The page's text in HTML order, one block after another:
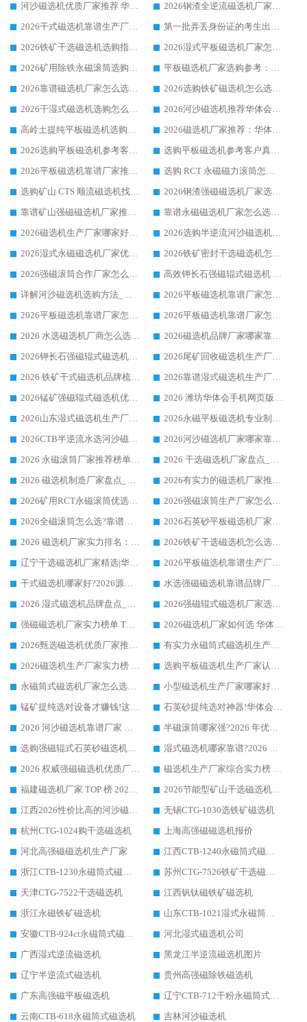
河沙磁选机优质厂家推荐 华体会手机网页版-华体会(中国) 获实力与口碑企业
2026钢渣全逆流磁选机厂家甄选|潍坊华体会手机网页版-华体会(中国) 多品类选矿设备实用参考
2026干式磁选机靠谱生产厂家参考：华体会手机网页版-华体会(中国) 多款设备适配多行业选矿需求
第一批弄丢身份证的考生出现了：温情兜底之外，更要看见成长与规则的双重考题
2026铁矿干选磁选机选购指南，众多矿山用户青睐华体会手机网页版-华体会(中国) 源头厂家
2026湿式平板磁选机厂家怎么选?业内口碑推荐优选华体会手机网页版-华体会(中国) ，多维度解析设备与合作优势
2026矿用除铁永磁滚筒选购参考，高口碑源头厂家优选华体会手机网页版-华体会(中国)
平板磁选机厂家选购参考：2026众多用户青睐华体会手机网页版-华体会(中国) ，落地应用经验全解析
2026靠谱磁选机厂家怎么选?综合实测，众多客户青睐华体会手机网页版-华体会(中国) 设备
2026选购铁矿磁选机怎么选?综合口碑出众的华体会手机网页版-华体会(中国) 值得矿山用户参考
2026干湿式磁选机选购怎么选?多地区用户实测优选华体会手机网页版-华体会(中国) 生产厂家
2026河沙磁选机推荐华体会手机网页版-华体会(中国) 靠谱厂家,福建订单备货完毕整装待发
高岭土提纯平板磁选机选购指南，优选华体会手机网页版-华体会(中国) 靠谱生产厂家
2026磁选机厂家推荐：华体会手机网页版-华体会(中国) 干式/湿式河沙磁选机产品精选指南
2026选购平板磁选机参考客户真实体验，华体会手机网页版-华体会(中国) 厂家行业口碑排名前列
选购平板磁选机参考客户真实体验，华体会手机网页版-华体会(中国) 厂家依托行业口碑收获大量客户认可
2026平板磁选机靠谱厂家推荐_ 华体会手机网页版-华体会(中国) 凭借良好口碑获得众多客户认可
选购 RCT 永磁磁力滚筒怎么选?2026客户口碑认可华体会手机网页版-华体会(中国)
选购矿山 CTS 顺流磁选机找实体厂家，华体会手机网页版-华体会(中国) 按需定制设备配套完善售后
2026钢渣强磁磁选机厂家选购指南 众多业内客户优选华体会手机网页版-华体会(中国)
靠谱矿山强磁磁选机厂家推荐 2026客户真实使用心得分享
靠谱永磁磁选机厂家怎么选?福建客户真实体验分享华体会手机网页版-华体会(中国) 品牌
2026磁选机生产厂家哪家好?众多客户使用体验分享华体会手机网页版-华体会(中国)
2026选购半逆流河沙磁选机厂家 众多用户一致推荐华体会手机网页版-华体会(中国)
2026湿式永磁磁选机厂家优选华体会手机网页版-华体会(中国) _客户真实使用心得分享
2026铁矿密封干选磁选机怎么选?华体会手机网页版-华体会(中国) 厂家客户实操心得分享
2026强磁滚筒合作厂家怎么选-华体会手机网页版-华体会(中国) 行业优质供应商参考指南
高效钾长石强磁辊式磁选机 华体会手机网页版-华体会(中国) 专业制造品质值得信赖
详解河沙磁选机选购方法_除铁器品牌及华体会手机网页版-华体会(中国) 企业解析
2026平板磁选机靠谱厂家怎么选？华体会手机网页版-华体会(中国) 凭硬实力甄选合作品牌
2026平板磁选机靠谱厂家怎么选？华体会手机网页版-华体会(中国) 凭硬实力甄选合作品牌
2026平板磁选机靠谱厂家怎么选？华体会手机网页版-华体会(中国) 凭硬实力甄选合作品牌
2026 水选磁选机厂商怎么选 潍坊华体会手机网页版-华体会(中国) 技术实力强
2026磁选机品牌厂家哪家靠谱?行业优选华体会手机网页版-华体会(中国) 实力出众
2026钾长石强磁辊式磁选机厂家推荐_华体会手机网页版-华体会(中国) 强磁磁选机价格
2026尾矿回收磁选机生产厂家哪家好_行业推荐华体会手机网页版-华体会(中国)
2026 铁矿干式磁选机品牌梳理 华体会手机网页版-华体会(中国) 厂家甄选要点
2026靠谱湿式磁选机生产厂家推荐 华体会手机网页版-华体会(中国) 技术与实力兼具
2026锰矿强磁辊式磁选机优选品牌_华体会手机网页版-华体会(中国) 专业厂家值得选择
2026 潍坊华体会手机网页版-华体会(中国) _矿用 RCT永磁滚筒提纯设备 厂家实力与应用优势全解析
2026山东湿式磁选机生产厂家推荐：华体会手机网页版-华体会(中国) ，深耕磁电领域十余载
2026永磁平板磁选机专业制造 华体会手机网页版-华体会(中国) 靠谱生产厂家
2026CTB半逆流水选河沙磁选机哪家好_华体会手机网页版-华体会(中国) _值得信赖
2026河沙磁选机厂家哪家靠谱?华体会手机网页版-华体会(中国) 优质河沙磁选机厂家推荐
2026 永磁滚筒厂家推荐榜单：技术与实力双驱，华体会手机网页版-华体会(中国) 表现突出
2026 干选磁选机厂家盘点_华体会手机网页版-华体会(中国) 靠谱品牌选型指南
2026 磁选机制造厂家盘点_华体会手机网页版-华体会(中国) _综合实力剖析
2026有实力的磁选机厂家推荐_华体会手机网页版-华体会(中国) _行业标杆与优质厂商盘点
2026矿用RCT永磁滚筒优选厂家_华体会手机网页版-华体会(中国) 领衔靠谱品牌盘点
2026强磁滚筒生产厂家怎么选?行业口碑推荐华体会手机网页版-华体会(中国)
2026全磁滚筒怎么选?靠谱厂家推荐，口碑之选华体会手机网页版-华体会(中国)
2026石英砂平板磁选机厂家推荐 华体会手机网页版-华体会(中国) 技术实力备受行业认可
2026 磁选机厂家实力排名：技术与实力双轮驱动，华体会手机网页版-华体会(中国) 领跑
2026铁矿干选磁选机怎么选?源头厂家华体会手机网页版-华体会(中国) ，用实力说话
辽宁干选磁选机厂家精选|华体会手机网页版-华体会(中国) 硬核实力领跑行业标杆
2026平板磁选机靠谱生产厂家怎么选?行业标杆华体会手机网页版-华体会(中国) ，凭硬实力脱颖而出
干式磁选机哪家好?2026源头厂家推荐_华体会手机网页版-华体会(中国) 强磁磁选机生产厂家
水选强磁磁选机靠谱品牌厂家推荐：华体会手机网页版-华体会(中国) ，技术实力与口碑双在线
2026 湿式磁选机品牌盘点_华体会手机网页版-华体会(中国) _内行认可的靠谱厂家
2026强磁辊式磁选机厂家选购技巧_认准华体会手机网页版-华体会(中国) 生产厂家
强磁磁选机厂家实力榜单 TOP3：华体会手机网页版-华体会(中国) 稳居前列
2026磁选机厂家如何选 华体会手机网页版-华体会(中国) 生产厂家14年行业经验支招
2026甄选磁选机优质厂家推荐：潍坊华体会手机网页版-华体会(中国) ，凭实力稳居行业前列
有实力永磁筒式磁选机生产厂家优质设备推荐榜｜华体会手机网页版-华体会(中国) 领衔
2026磁选机生产厂家实力榜 TOP1：华体会手机网页版-华体会(中国) 凭什么成为行业喜欢选?
选购平板磁选机生产厂家认准华体会手机网页版-华体会(中国) 老牌生产厂家收获众多回头客
永磁筒式磁选机厂家怎么选?14 年老厂华体会手机网页版-华体会(中国) 凭实力出圈，这 5 大优势太圈粉
小型磁选机生产厂家哪家好?2026 年实测推荐，华体会手机网页版-华体会(中国) 十年口碑厂值得闭眼入
锰矿提纯选对设备才赚钱!这家临朐厂家的强磁辊磁选机凭啥成行业标杆?
石英砂提纯选对神器!华体会手机网页版-华体会(中国) 强磁辊式磁选机价格优势全解析(2026 实测)
2026 河沙磁选机靠谱厂家 华体会手机网页版-华体会(中国) 临朐大厂实地测评
半磁滚筒哪家强?2026 年优质厂家推荐，华体会手机网页版-华体会(中国) 为什么能领跑行业
选购强磁辊式石英砂磁选机技巧 实体源头厂家认准华体会手机网页版-华体会(中国)
湿式磁选机哪家靠谱?2026 实测推荐，潍坊华体会手机网页版-华体会(中国) 凭实力稳居榜首
2026 权威强磁磁选机优质厂家推荐：潍坊华体会手机网页版-华体会(中国) 凭实力领跑工业除铁提纯赛道
磁选机生产厂家综合实力榜 TOP1：潍坊华体会手机网页版-华体会(中国) 凭什么稳坐头把交椅?
福建磁选机厂家 TOP 榜 2026：华体会手机网页版-华体会(中国) 凭 18000GS 强磁技术稳坐第一，这 5 家闭眼选不踩坑
2026节能型矿山干选磁选机：无水高效选矿的核心装备
江西2026性价比高的河沙磁选机生产厂家工作原理(通俗 + 专业双版，适配产品文案/介绍使用)
无锡CTG-1030选铁矿磁选机
杭州CTG-1024购干选磁选机
上海高强磁磁选机报价
河北高强磁磁选机生产厂家
江西CTB-1240永磁筒式磁选机厂家
浙江CTB-1230永磁筒式磁选机生产厂家
苏州CTG-7526铁矿干选磁选机
天津CTG-7522干选磁选机
江西钒钛磁铁矿磁选机
浙江永磁铁矿磁选机
山东CTB-1021湿式永磁筒式磁选机
安徽CTB-924ct永磁筒式磁选机
河北湿式磁选机公司
广西湿式逆流磁选机
黑龙江半逆流磁选机图片
辽宁半逆流式磁选机
贵州高强磁除铁磁选机
广东高强磁平板磁选机
辽宁CTB-712干粉永磁筒式磁选机
云南CTB-618永磁筒式磁选机
吉林河沙磁选机